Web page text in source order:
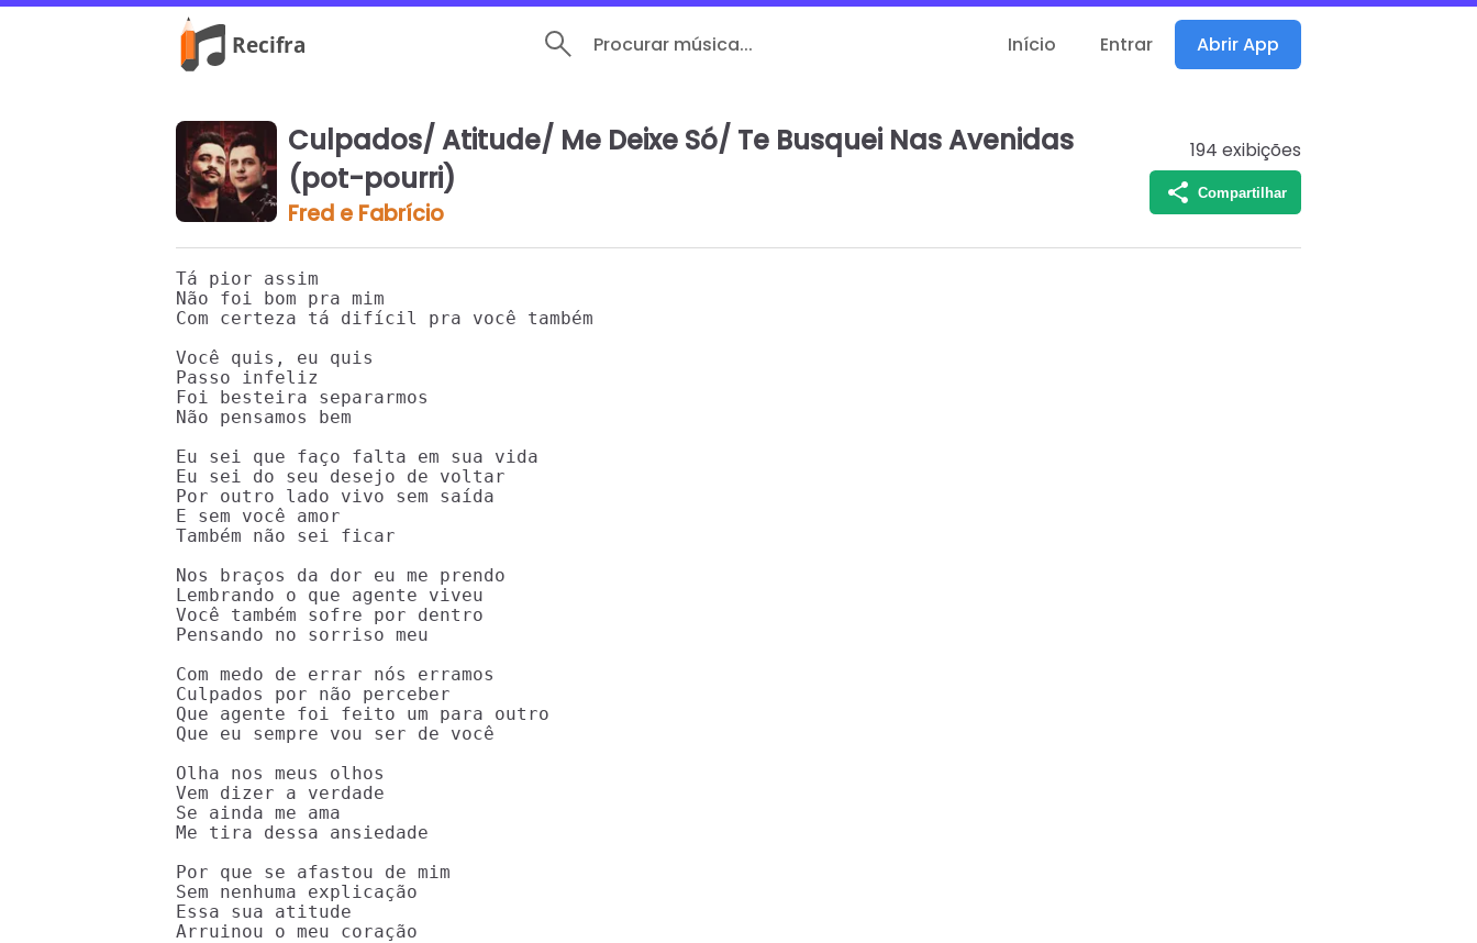
Procurar música... Início Entrar Abrir App
Culpados/ Atitude/ Me Deixe Só/ Te Busquei Nas Avenidas
(pot-pourri)
Fred e Fabrício
194 exibições
Compartilhar
Tá pior assim
Não foi bom pra mim
Com certeza tá difícil pra você também
Você quis, eu quis
Passo infeliz
Foi besteira separarmos
Não pensamos bem
Eu sei que faço falta em sua vida
Eu sei do seu desejo de voltar
Por outro lado vivo sem saída
E sem você amor
Também não sei ficar
Nos braços da dor eu me prendo
Lembrando o que agente viveu
Você também sofre por dentro
Pensando no sorriso meu
Com medo de errar nós erramos
Culpados por não perceber
Que agente foi feito um para outro
Que eu sempre vou ser de você
Olha nos meus olhos
Vem dizer a verdade
Se ainda me ama
Me tira dessa ansiedade
Por que se afastou de mim
Sem nenhuma explicação
Essa sua atitude
Arruinou o meu coração